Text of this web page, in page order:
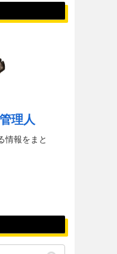
理人
情報をまと